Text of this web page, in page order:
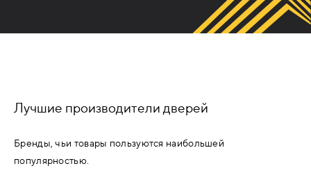
Лучшие производители дверей
Бренды, чьи товары пользуются наибольшей
популярностью.